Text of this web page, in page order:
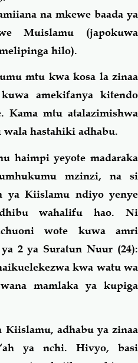
na mkewe baada ya
Muislamu (japokuwa
hilo).
mtu kwa kosa la zinaa
amekifanya kitendo
Kama mtu atalazimishwa
hastahiki adhabu.
yeyote madaraka
mzinzi, na si
ya Kiislamu ndiyo yenye
wahalifu hao. Ni
wote kuwa amri
2 ya Suratun Nuur (24):
kwa watu wa
mamlaka ya kupiga
adhabu ya zinaa
ya nchi. Hivyo, basi